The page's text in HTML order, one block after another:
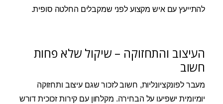
להתייעץ עם איש מקצוע לפני שמקבלים החלטה סופית.
העיצוב והתחזוקה – שיקול שלא פחות
חשוב
מעבר לפונקציונליות, חשוב לזכור שגם עיצוב ותחזוקה
יומיומית ישפיעו על הבחירה. מקלחון עם קירות זכוכית דורש